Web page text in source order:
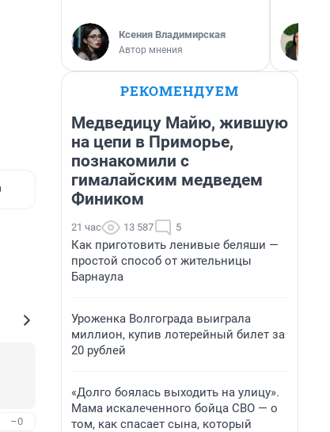
–0
Ксения Владимирская
Автор мнения
РЕКОМЕНДУЕМ
Медведицу Майю, жившую
на цепи в Приморье,
познакомили с
гималайским медведем
Фиником
21 час 13 587 5
Как приготовить ленивые беляши —
простой способ от жительницы
Барнаула
Уроженка Волгограда выиграла
миллион, купив лотерейный билет за
20 рублей
«Долго боялась выходить на улицу».
Мама искалеченного бойца СВО — о
том, как спасает сына, который